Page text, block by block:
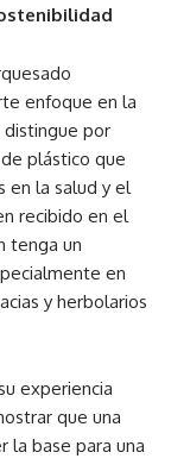
enfoque en la
distingue por
plástico que
en la salud y el
recibido en el
tenga un
en
y herbolarios
experiencia
que una
la base para una